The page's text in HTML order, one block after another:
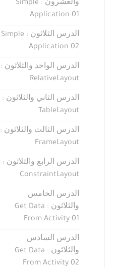
والعشرون : Simple
Application 01
الدرس الثلاثون : Simple
Application 02
الدرس الواحد والثلاثون :
RelativeLayout
الدرس الثاني والثلاثون :
TableLayout
الدرس الثالث والثلاثون :
FrameLayout
الدرس الرابع والثلاثون :
ConstraintLayout
الدرس الخامس
والثلاثون : Get Data
From Activity 01
الدرس السادس
والثلاثون : Get Data
From Activity 02